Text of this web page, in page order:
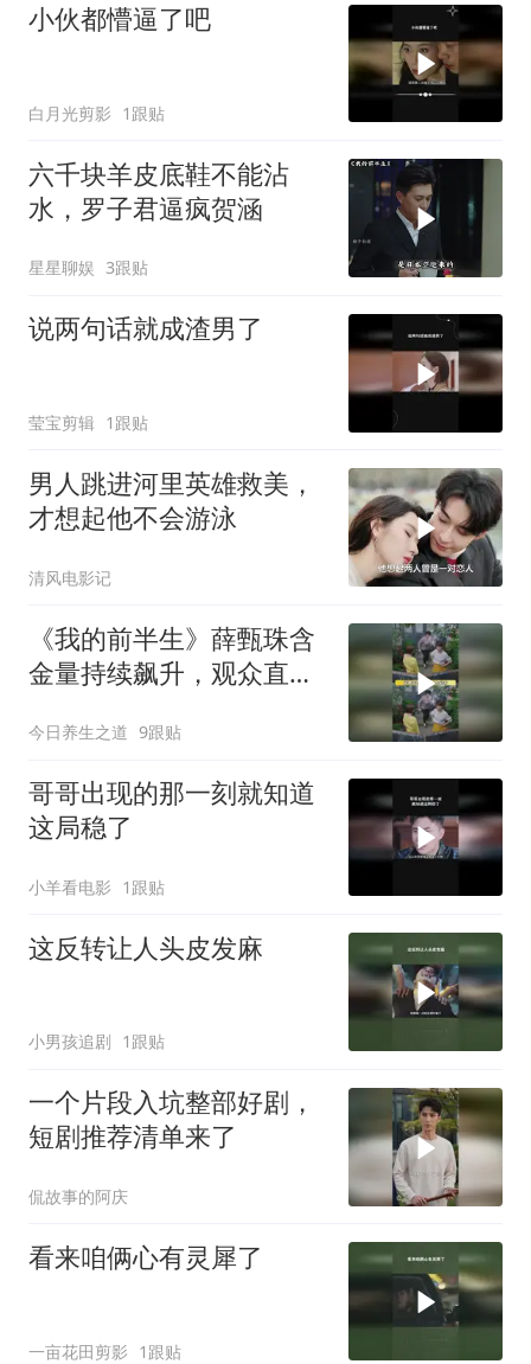
小伙都懵逼了吧
白月光剪影 1跟贴
六千块羊皮底鞋不能沾
水，罗子君逼疯贺涵
星星聊娱 3跟贴
说两句话就成渣男了
莹宝剪辑 1跟贴
男人跳进河里英雄救美，
才想起他不会游泳
清风电影记
《我的前半生》薛甄珠含
金量持续飙升，观众直呼
今日养生之道 9跟贴
哥哥出现的那一刻就知道
这局稳了
小羊看电影 1跟贴
这反转让人头皮发麻
小男孩追剧 1跟贴
一个片段入坑整部好剧，
短剧推荐清单来了
侃故事的阿庆
看来咱俩心有灵犀了
一亩花田剪影 1跟贴